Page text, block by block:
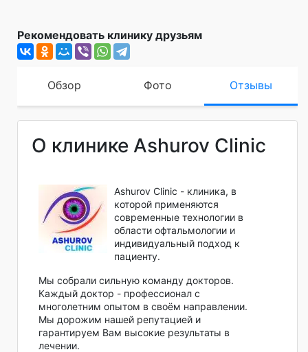
Рекомендовать клинику друзьям
Обзор Фото Отзывы
О клинике Ashurov Clinic
Ashurov Clinic - клиника, в
которой применяются
современные технологии в
области офтальмологии и
индивидуальный подход к
пациенту.
Мы собрали сильную команду докторов.
Каждый доктор - профессионал с
многолетним опытом в своём направлении.
Мы дорожим нашей репутацией и
гарантируем Вам высокие результаты в
лечении.